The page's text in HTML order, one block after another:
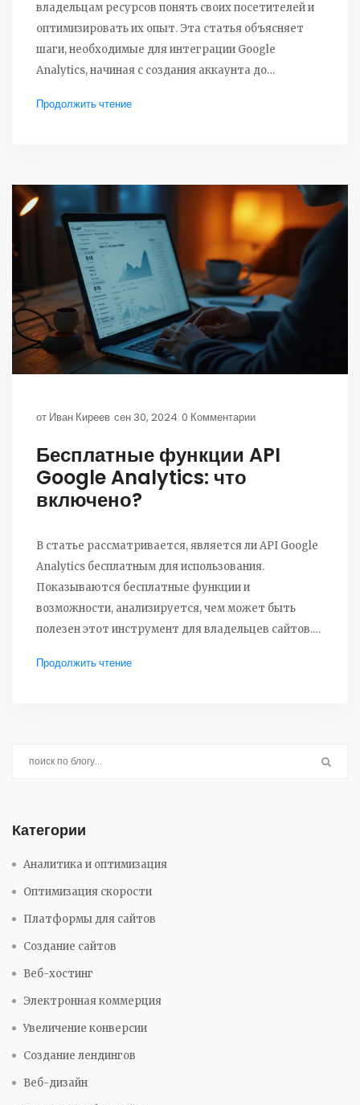
владельцам ресурсов понять своих посетителей и
оптимизировать их опыт. Эта статья объясняет
шаги, необходимые для интеграции Google
Analytics, начиная с создания аккаунта до
сайта. Мы также обсудим типичные ошибки,
вы научитесь настройке отчётов и адаптации
данных под ваши цели.
Продолжить чтение
от Иван Киреев сен 30, 2024 0 Комментарии
Бесплатные функции API
Google Analytics: что
включено?
В статье рассматривается, является ли API Google
Analytics бесплатным для использования.
Показываются бесплатные функции и
возможности, анализируется, чем может быть
полезен этот инструмент для владельцев сайтов.
Google Analytics API.
Продолжить чтение
Категории
Аналитика и оптимизация
Оптимизация скорости
Платформы для сайтов
Создание сайтов
Веб-хостинг
Электронная коммерция
Увеличение конверсии
Создание лендингов
Веб-дизайн